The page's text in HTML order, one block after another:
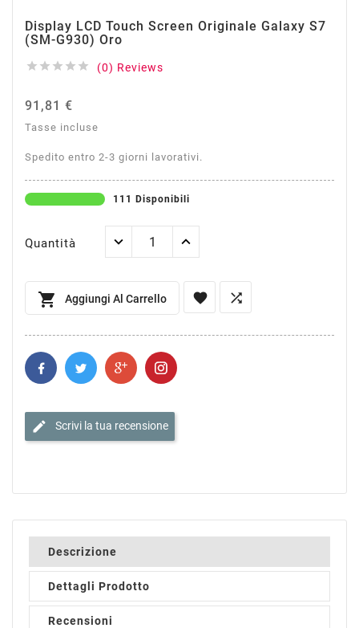
Display LCD Touch Screen Originale Galaxy S7
(SM-G930) Oro
     (0) Reviews
91,81 €
Tasse incluse
Spedito entro 2-3 giorni lavorativi.
111 Disponibili
Quantità
 Aggiungi Al Carrello  
edit Scrivi la tua recensione
Descrizione
Dettagli Prodotto
Recensioni